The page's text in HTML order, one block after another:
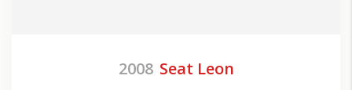
2008 Seat Leon